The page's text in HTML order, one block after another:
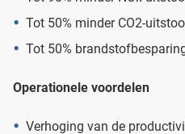
Tot 50% minder CO2-
Tot 50%
Operationele voordelen
Verhoging van de